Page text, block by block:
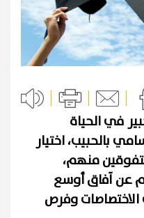
في الحياة
بالحبيب، اختيار
منهم،
عن آفاق أوسع
وفرص